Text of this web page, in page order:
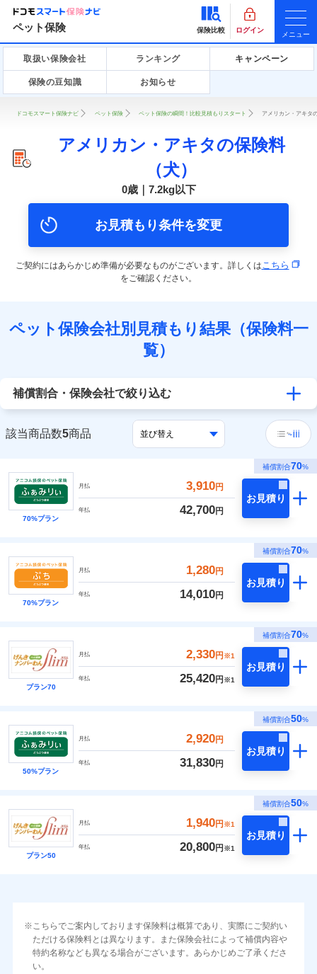
ペット保険 保険比較 ログイン
メニュー
取扱い保険会社 ランキング キャンペーン
保険の豆知識 お知らせ
ドコモスマート保険ナビ ペット保険 ペット保険の瞬間！比較見積もりスタート アメリカン・アキタ
アメリカン・アキタの保険料
（犬）
0歳｜7.2kg以下
お見積もり条件を変更
ご契約にはあらかじめ準備が必要なものがございます。詳しくはこちら
をご確認ください。
ペット保険会社別見積もり結果（保険料一
覧）
補償割合・保険会社で絞り込む
該当商品数5商品
補償割合70%
70%プラン
月払 3,910円
年払 42,700円
お見積り
補償割合70%
70%プラン
月払 1,280円
年払 14,010円
お見積り
補償割合70%
プラン70
月払 2,330円 ※1
年払 25,420円 ※1
お見積り
補償割合50%
50%プラン
月払 2,920円
年払 31,830円
お見積り
補償割合50%
プラン50
月払 1,940円 ※1
年払 20,800円 ※1
お見積り
こちらでご案内しております保険料は概算であり、実際にご契約い
ただける保険料とは異なります。また保険会社によって補償内容や
特約名称なども異なる場合がございます。あらかじめご了承くださ
い。